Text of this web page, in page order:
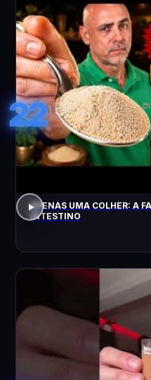
22
APENAS UMA COLHER: A
INTESTINO